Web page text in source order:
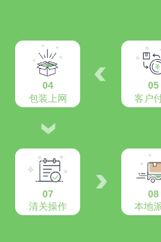
04
包装上网
05
客户
07
清关操作
08
本地